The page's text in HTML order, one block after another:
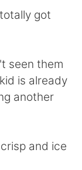
got
seen them
is already
another
and ice